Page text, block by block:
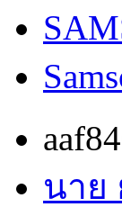
นาย